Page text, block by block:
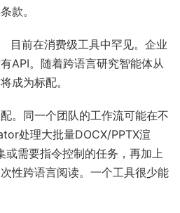
款。
目前在消费级工具中罕见。企业
API。随着跨语言研究智能体从
成为标配。
。同一个团队的工作流可能在不
处理大批量DOCX/PPTX渲
或需要指令控制的任务，再加上
性跨语言阅读。一个工具很少能